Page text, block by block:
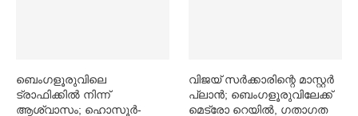
ബെംഗളൂരുവിലെ
ട്രാഫിക്കില്‍ നിന്ന്
ആശ്വാസം; ഹൊസൂര്‍-
വിജയ് സര്‍ക്കാരിന്റെ മാസ്റ്റര്‍
പ്ലാന്‍; ബെംഗളൂരുവിലേക്ക്
മെട്രോ റെയില്‍, ഗതാഗത